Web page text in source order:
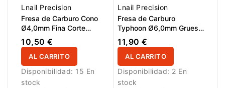
trabajo preciso en la
zona de la cutícula y los
pliegues ungueales.
Lnail Precision
Fresa de Carburo Cono
Ø4,0mm Fina Corte
Cruzado LT 12,7mm
10,50 €
AL CARRITO
Disponibilidad: 15 En
stock
Lnail Precision
Fresa de Carburo
Typhoon Ø6,0mm Gruesa
Corte Longitudinal LT
14,5mm
11,90 €
AL CARRITO
Disponibilidad: 2 En
stock